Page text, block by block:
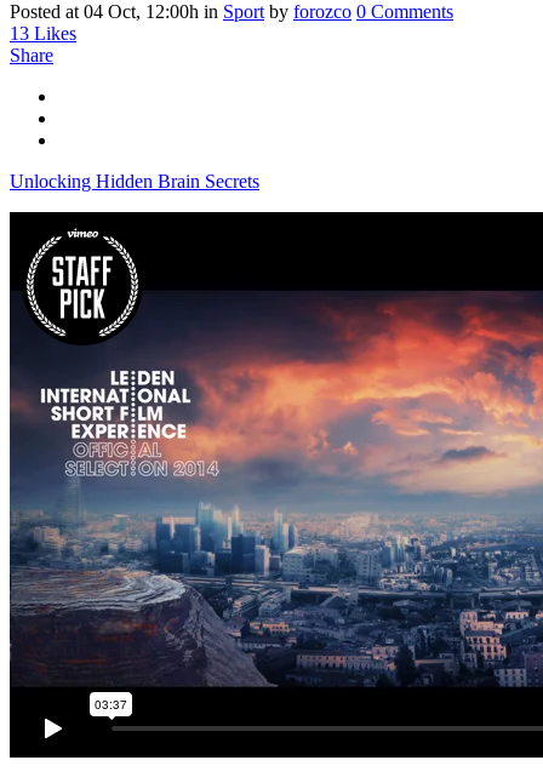
Posted at 04 Oct, 12:00h in Sport by forozco 0 Comments
13 Likes
Share
Unlocking Hidden Brain Secrets